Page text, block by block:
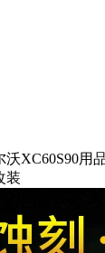
沃XC60S90用
装